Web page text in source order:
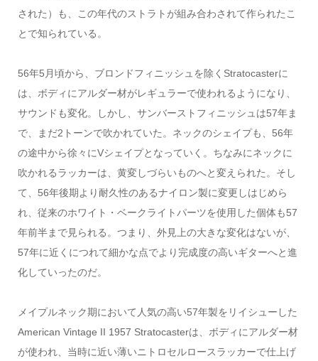
された）も、この年代のストラトが組み合わされて作られたこ
とで知られている。
56年5月頃から、ブロンドフィニッシュを除くStratocasterに
は、ボディにアルダー材がレギュラーで使われるようになり、
サウンドも変化。しかし、サンバーストフィニッシュは57年ま
で、まだ2トーンで吹かれていた。ネックのシェイプも、56年
の途中から徐々にVシェイプとなっていく。ちなみにネックに
吹かれるラッカーは、黄変しづらいものへと変えられた。そし
て、56年後期より耐久性のあるナイロン製に変更しはじめら
れ、従来のホワイト・ベークライトパーツを使用した個体も57
年前半まで見られる。つまり、外見上の大きな変化はないが、
57年に近くにつれて細かな点でより完成度の高いギターへと進
化していったのだ。
メイプルネック期において人気の高い57年製をリイシューした
American Vintage II 1957 Stratocasterは、ボディにアルダー材
が使われ、当時に近い薄いニトロセルロースラッカーで仕上げ